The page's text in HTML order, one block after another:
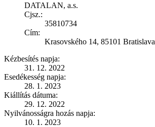
DATALAN, a.s.
Cjsz.:
35810734
Cím:
Krasovského 14, 85101 Bratislava
Kézbesítés napja:
31. 12. 2022
Esedékesség napja:
28. 1. 2023
Kiállítás dátuma:
29. 12. 2022
Nyilvánosságra hozás napja:
10. 1. 2023